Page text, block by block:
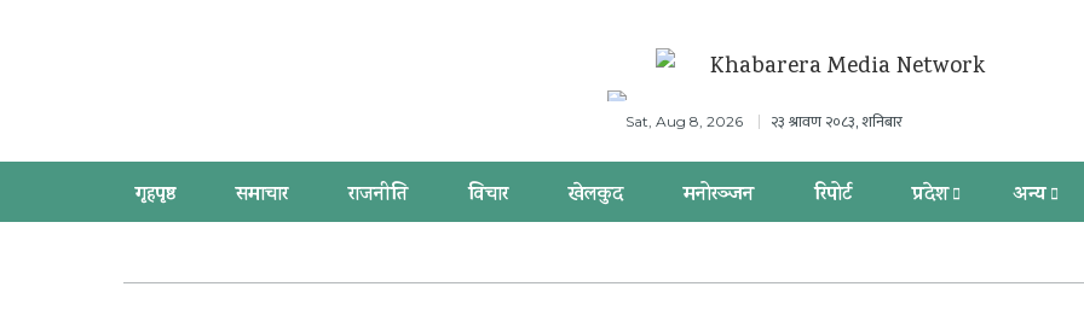
Sat, Aug 8, 2026 २३ श्रावण २०८३, शनिबार
गृहपृष्ठ समाचार राजनीति विचार खेलकुद मनोरञ्जन रिपोर्ट प्रदेश अन्य